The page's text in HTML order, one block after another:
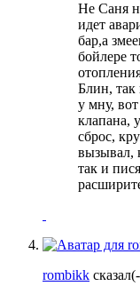
Не Саня
идет
бар,а
бойлере
Блин, так
у мну,
клапана,
сброс,
вызывал,
так и
rombikk